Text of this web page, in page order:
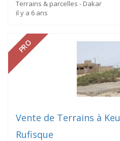
Terrains & parcelles - Dakar
il y a 6 ans
PRO
Vente de Terrains à
Rufisque